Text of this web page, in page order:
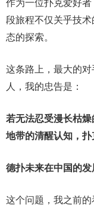
作为一位扑克爱好
段旅程不仅关乎技
态的探索。
这条路上，最大的
人，我的忠告是：
若无法忍受漫长枯
地带的清醒认知，扑
德扑未来在中国的发
这个问题，我之前的